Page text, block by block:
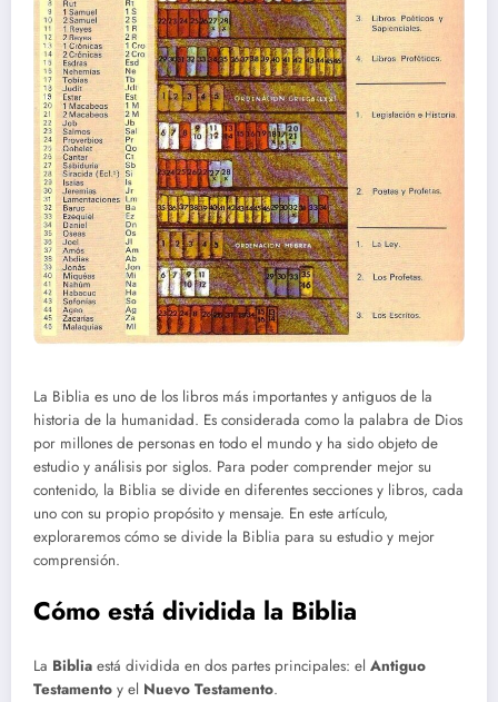
La Biblia es uno de los libros más importantes y antiguos de la
historia de la humanidad. Es considerada como la palabra de Dios
por millones de personas en todo el mundo y ha sido objeto de
estudio y análisis por siglos. Para poder comprender mejor su
contenido, la Biblia se divide en diferentes secciones y libros, cada
uno con su propio propósito y mensaje. En este artículo,
exploraremos cómo se divide la Biblia para su estudio y mejor
comprensión.
Cómo está dividida la Biblia
La Biblia está dividida en dos partes principales: el Antiguo
Testamento y el Nuevo Testamento.